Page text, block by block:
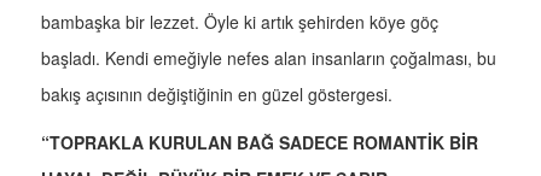
bambaşka bir lezzet. Öyle ki artık şehirden köye göç
başladı. Kendi emeğiyle nefes alan insanların çoğalması, bu
bakış açısının değiştiğinin en güzel göstergesi.
“TOPRAKLA KURULAN BAĞ SADECE ROMANTİK BİR